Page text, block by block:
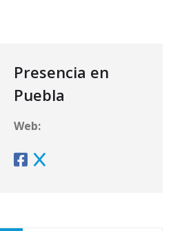
Presencia en
Puebla
Web: